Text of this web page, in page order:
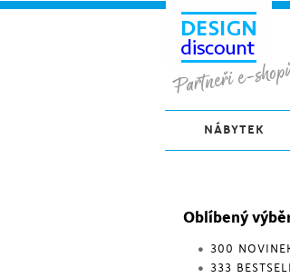
Oblíbený
300
333
NÁBYTEK